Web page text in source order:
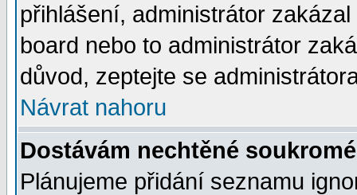
přihlášení, administrátor
board nebo to administrátor
důvod, zeptejte se
Návrat nahoru
Dostávám nechtěné
Plánujeme přidání seznamu